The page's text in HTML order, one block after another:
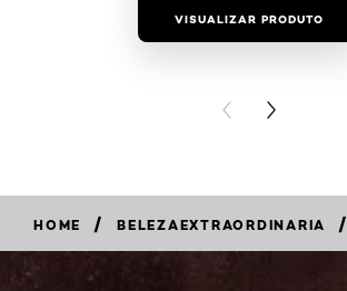
VISUALIZAR PRODUTO
PREVIOUS CARD
NEXT CARD
HOME / BELEZAEXTRAORDINARIA /